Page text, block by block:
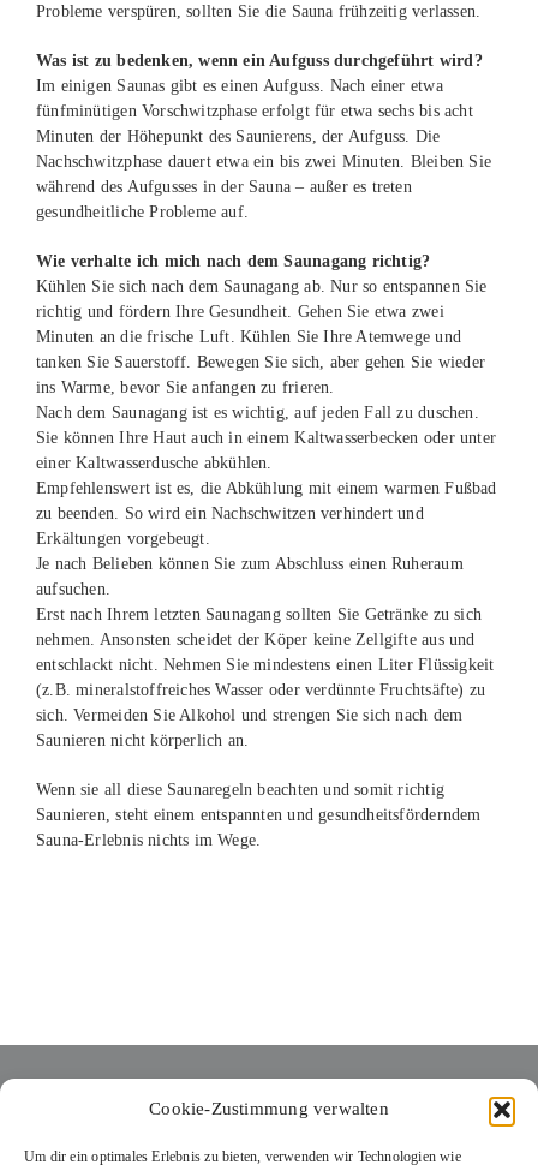
Cookie-Zustimmung verwalten
Um dir ein optimales Erlebnis zu bieten, verwenden wir Technologien wie
Probleme verspüren, sollten Sie die Sauna frühzeitig verlassen.
Was ist zu bedenken, wenn ein Aufguss durchgeführt wird?
Im einigen Saunas gibt es einen Aufguss. Nach einer etwa
fünfminütigen Vorschwitzphase erfolgt für etwa sechs bis acht
Minuten der Höhepunkt des Saunierens, der Aufguss. Die
Nachschwitzphase dauert etwa ein bis zwei Minuten. Bleiben Sie
während des Aufgusses in der Sauna – außer es treten
gesundheitliche Probleme auf.
Wie verhalte ich mich nach dem Saunagang richtig?
Kühlen Sie sich nach dem Saunagang ab. Nur so entspannen Sie
richtig und fördern Ihre Gesundheit. Gehen Sie etwa zwei
Minuten an die frische Luft. Kühlen Sie Ihre Atemwege und
tanken Sie Sauerstoff. Bewegen Sie sich, aber gehen Sie wieder
ins Warme, bevor Sie anfangen zu frieren.
Nach dem Saunagang ist es wichtig, auf jeden Fall zu duschen.
Sie können Ihre Haut auch in einem Kaltwasserbecken oder unter
einer Kaltwasserdusche abkühlen.
Empfehlenswert ist es, die Abkühlung mit einem warmen Fußbad
zu beenden. So wird ein Nachschwitzen verhindert und
Erkältungen vorgebeugt.
Je nach Belieben können Sie zum Abschluss einen Ruheraum
aufsuchen.
Erst nach Ihrem letzten Saunagang sollten Sie Getränke zu sich
nehmen. Ansonsten scheidet der Köper keine Zellgifte aus und
entschlackt nicht. Nehmen Sie mindestens einen Liter Flüssigkeit
(z.B. mineralstoffreiches Wasser oder verdünnte Fruchtsäfte) zu
sich. Vermeiden Sie Alkohol und strengen Sie sich nach dem
Saunieren nicht körperlich an.
Wenn sie all diese Saunaregeln beachten und somit richtig
Saunieren, steht einem entspannten und gesundheitsförderndem
Sauna-Erlebnis nichts im Wege.